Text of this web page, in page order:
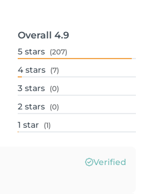
Overall 4.9
5 stars (207)
4 stars (7)
3 stars (0)
2 stars (0)
1 star (1)
Verified